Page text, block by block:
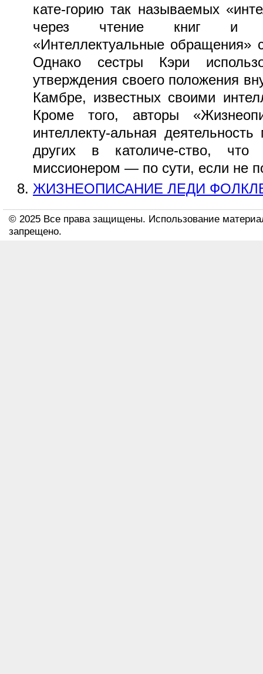
кате-горию так называемых
через чтение книг и
«Интеллектуальные обращения»
Однако сестры Кэри
утверждения своего положения
Камбре, известных своими
Кроме того, авторы
интеллекту-альная
других в католиче-ство,
миссионером — по сути, если не
ЖИЗНЕОПИСАНИЕ ЛЕДИ
© 2025 Все права защищены. Использование
запрещено.